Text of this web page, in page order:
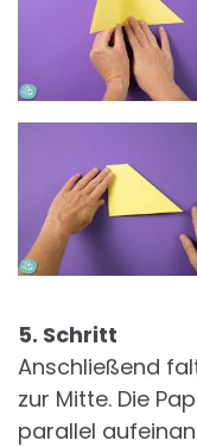
5. Schritt
Anschließend
zur Mitte. Die
parallel